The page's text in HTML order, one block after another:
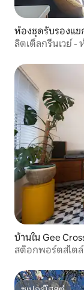
ห้องชุดรับรองแข
ลิตเติ้ลกรีนเวย์
บ้านใน Gee
สต็อกพอร์ตสไต